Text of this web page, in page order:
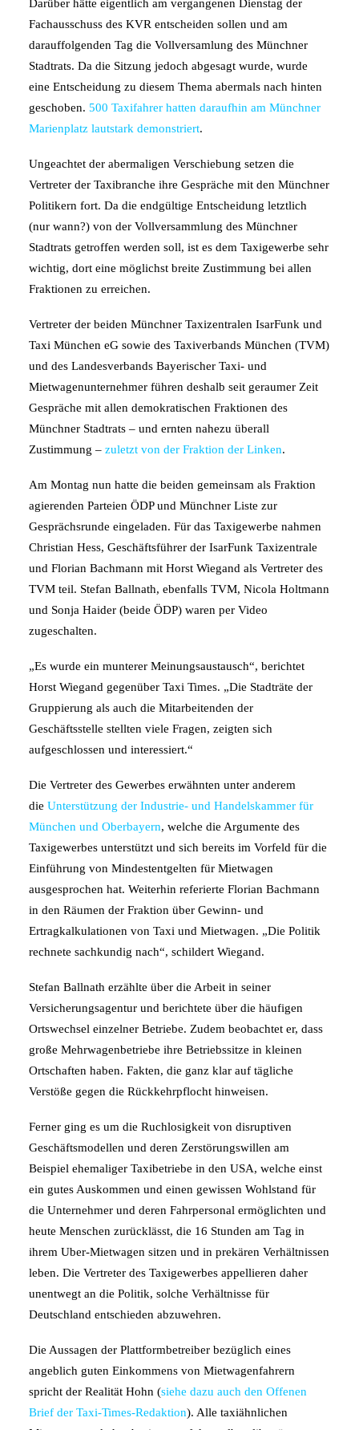
Darüber hätte eigentlich am vergangenen Dienstag der
Fachausschuss des KVR entscheiden sollen und am
darauffolgenden Tag die Vollversamlung des Münchner
Stadtrats. Da die Sitzung jedoch abgesagt wurde, wurde
eine Entscheidung zu diesem Thema abermals nach hinten
geschoben. 500 Taxifahrer hatten daraufhin am Münchner
Marienplatz lautstark demonstriert.
Ungeachtet der abermaligen Verschiebung setzen die
Vertreter der Taxibranche ihre Gespräche mit den Münchner
Politikern fort. Da die endgültige Entscheidung letztlich
(nur wann?) von der Vollversammlung des Münchner
Stadtrats getroffen werden soll, ist es dem Taxigewerbe sehr
wichtig, dort eine möglichst breite Zustimmung bei allen
Fraktionen zu erreichen.
Vertreter der beiden Münchner Taxizentralen IsarFunk und
Taxi München eG sowie des Taxiverbands München (TVM)
und des Landesverbands Bayerischer Taxi- und
Mietwagenunternehmer führen deshalb seit geraumer Zeit
Gespräche mit allen demokratischen Fraktionen des
Münchner Stadtrats – und ernten nahezu überall
Zustimmung – zuletzt von der Fraktion der Linken.
Am Montag nun hatte die beiden gemeinsam als Fraktion
agierenden Parteien ÖDP und Münchner Liste zur
Gesprächsrunde eingeladen. Für das Taxigewerbe nahmen
Christian Hess, Geschäftsführer der IsarFunk Taxizentrale
und Florian Bachmann mit Horst Wiegand als Vertreter des
TVM teil. Stefan Ballnath, ebenfalls TVM, Nicola Holtmann
und Sonja Haider (beide ÖDP) waren per Video
zugeschalten.
„Es wurde ein munterer Meinungsaustausch“, berichtet
Horst Wiegand gegenüber Taxi Times. „Die Stadträte der
Gruppierung als auch die Mitarbeitenden der
Geschäftsstelle stellten viele Fragen, zeigten sich
aufgeschlossen und interessiert.“
Die Vertreter des Gewerbes erwähnten unter anderem
die Unterstützung der Industrie- und Handelskammer für
München und Oberbayern, welche die Argumente des
Taxigewerbes unterstützt und sich bereits im Vorfeld für die
Einführung von Mindestentgelten für Mietwagen
ausgesprochen hat. Weiterhin referierte Florian Bachmann
in den Räumen der Fraktion über Gewinn- und
Ertragkalkulationen von Taxi und Mietwagen. „Die Politik
rechnete sachkundig nach“, schildert Wiegand.
Stefan Ballnath erzählte über die Arbeit in seiner
Versicherungsagentur und berichtete über die häufigen
Ortswechsel einzelner Betriebe. Zudem beobachtet er, dass
große Mehrwagenbetriebe ihre Betriebssitze in kleinen
Ortschaften haben. Fakten, die ganz klar auf tägliche
Verstöße gegen die Rückkehrpflocht hinweisen.
Ferner ging es um die Ruchlosigkeit von disruptiven
Geschäftsmodellen und deren Zerstörungswillen am
Beispiel ehemaliger Taxibetriebe in den USA, welche einst
ein gutes Auskommen und einen gewissen Wohlstand für
die Unternehmer und deren Fahrpersonal ermöglichten und
heute Menschen zurücklässt, die 16 Stunden am Tag in
ihrem Uber-Mietwagen sitzen und in prekären Verhältnissen
leben. Die Vertreter des Taxigewerbes appellieren daher
unentwegt an die Politik, solche Verhältnisse für
Deutschland entschieden abzuwehren.
Die Aussagen der Plattformbetreiber bezüglich eines
angeblich guten Einkommens von Mietwagenfahrern
spricht der Realität Hohn (siehe dazu auch den Offenen
Brief der Taxi-Times-Redaktion). Alle taxiähnlichen